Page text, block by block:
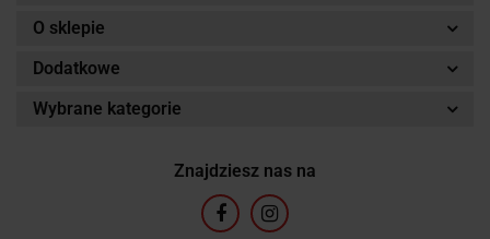
O sklepie
Dodatkowe
Wybrane kategorie
Znajdziesz nas na